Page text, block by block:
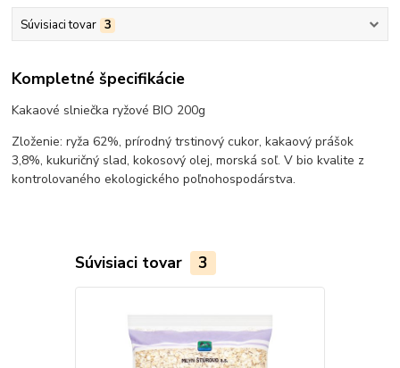
Súvisiaci tovar 3
Kompletné špecifikácie
Kakaové slniečka ryžové BIO 200g
Zloženie: ryža 62%, prírodný trstinový cukor, kakaový prášok
3,8%, kukuričný slad, kokosový olej, morská soľ. V bio kvalite z
kontrolovaného ekologického poľnohospodárstva.
Súvisiaci tovar 3